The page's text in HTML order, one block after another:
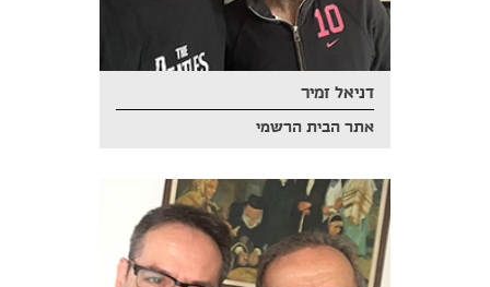
דניאל זמיר
אתר הבית הרשמי